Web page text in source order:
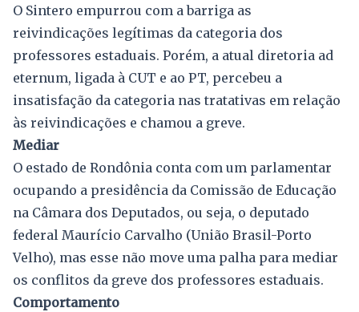
O Sintero empurrou com a barriga as
reivindicações legítimas da categoria dos
professores estaduais. Porém, a atual diretoria ad
eternum, ligada à CUT e ao PT, percebeu a
insatisfação da categoria nas tratativas em relação
às reivindicações e chamou a greve.
Mediar
O estado de Rondônia conta com um parlamentar
ocupando a presidência da Comissão de Educação
na Câmara dos Deputados, ou seja, o deputado
federal Maurício Carvalho (União Brasil-Porto
Velho), mas esse não move uma palha para mediar
os conflitos da greve dos professores estaduais.
Comportamento